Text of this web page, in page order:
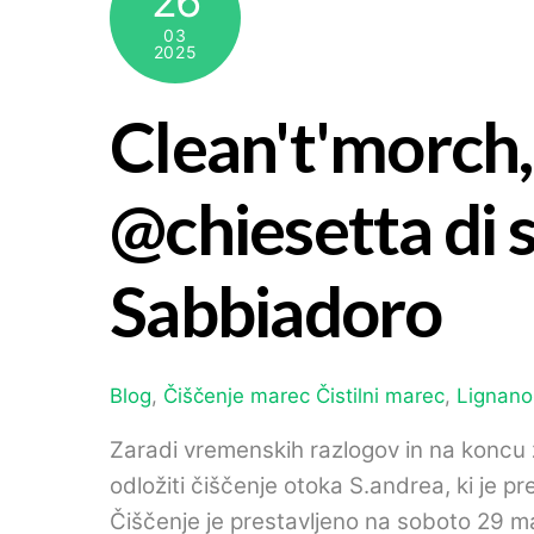
03
2025
@chiesetta di
Sabbiadoro
Blog, Čiščenje marec Čistilni marec,
Zaradi vremenskih razlogov in na
odložiti čiščenje otoka S.andrea, ki je
Čiščenje je prestavljeno na soboto 29